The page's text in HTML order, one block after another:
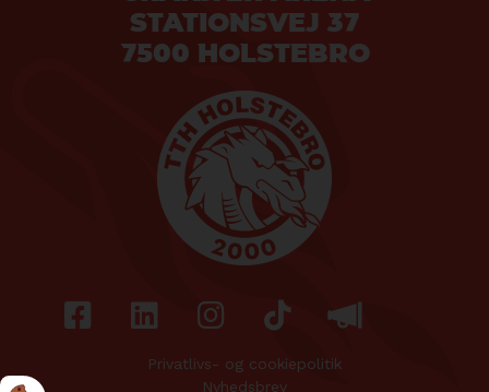
STATIONSVEJ 37
7500 HOLSTEBRO
Privatlivs- og cookiepolitik
Nyhedsbrev